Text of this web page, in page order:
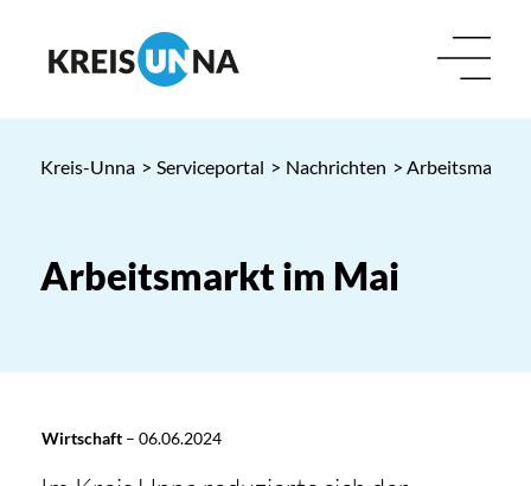
Kreis-Unna > Serviceportal > Nachrichten > Arbeitsmarkt
Arbeitsmarkt im Mai
Wirtschaft– 06.06.2024